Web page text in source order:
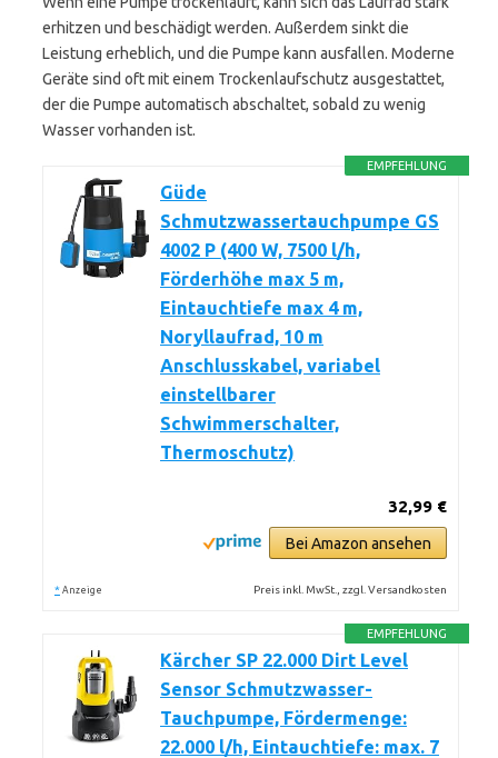
erhitzen und beschädigt werden. Außerdem sinkt die
Leistung erheblich, und die Pumpe kann ausfallen. Moderne
Geräte sind oft mit einem Trockenlaufschutz ausgestattet,
der die Pumpe automatisch abschaltet, sobald zu wenig
Wasser vorhanden ist.
EMPFEHLUNG
Güde
Schmutzwassertauchpumpe GS
4002 P (400 W, 7500 l/h,
Förderhöhe max 5 m,
Eintauchtiefe max 4 m,
Noryllaufrad, 10 m
Anschlusskabel, variabel
einstellbarer
Schwimmerschalter,
Thermoschutz)
32,99 €
Bei Amazon ansehen
* Anzeige Preis inkl. MwSt., zzgl. Versandkosten
EMPFEHLUNG
Kärcher SP 22.000 Dirt Level
Sensor Schmutzwasser-
Tauchpumpe, Fördermenge:
22.000 l/h, Eintauchtiefe: max. 7